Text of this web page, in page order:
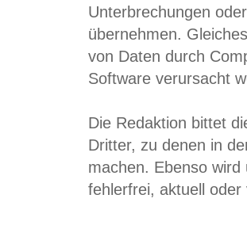
Unterbrechungen
übernehmen.
von Daten durch
Software verursacht
Die Redaktion bittet
Dritter, zu denen in
machen. Ebenso
fehlerfrei, aktuell oder